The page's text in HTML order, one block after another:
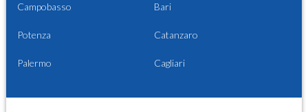
Campobasso Bari
Potenza Catanzaro
Palermo Cagliari